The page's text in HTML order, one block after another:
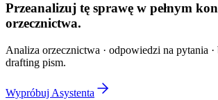
Przeanalizuj tę sprawę w pełnym
orzecznictwa.
Analiza orzecznictwa · odpowiedzi na pytania ·
drafting pism.
Wypróbuj Asystenta